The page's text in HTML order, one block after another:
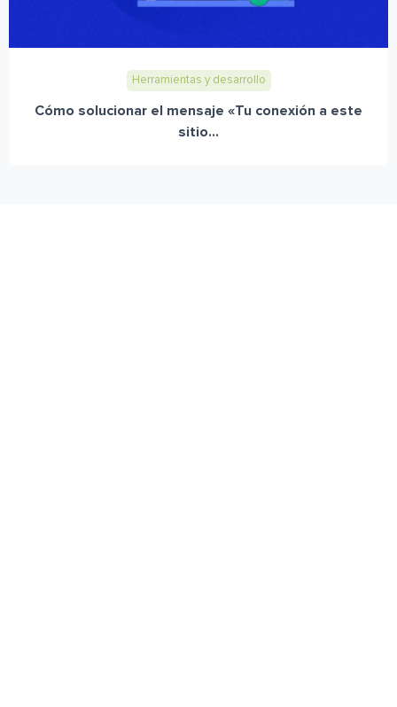
Herramientas y desarrollo
Cómo solucionar el mensaje «Tu conexión a este
sitio...